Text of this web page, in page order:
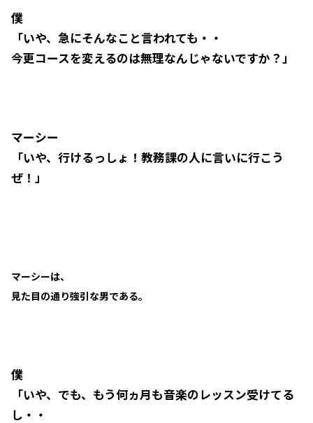
僕
「いや、急にそんなこと言われても・・
今更コースを変えるのは無理なんじゃないですか？」
マーシー
「いや、行けるっしょ！教務課の人に言いに行こう
ぜ！」
マーシーは、
見た目の通り強引な男である。
僕
「いや、でも、もう何ヵ月も音楽のレッスン受けてる
し・・